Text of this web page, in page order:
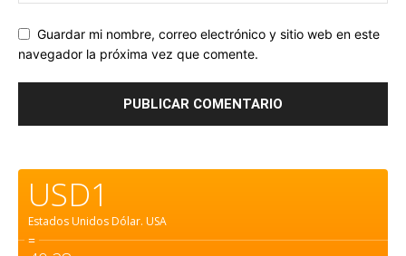
Guardar mi nombre, correo electrónico y sitio web en este
navegador la próxima vez que comente.
USD1
Estados Unidos Dólar. USA
=